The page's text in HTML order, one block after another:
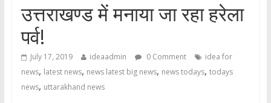
उत्तराखण्ड में मनाया जा रहा हरेला
पर्व!
July 17, 2019 ideaadmin 0 Comment
idea for
news, latest news, news latest big news, news todays, todays
news, uttarakhand news